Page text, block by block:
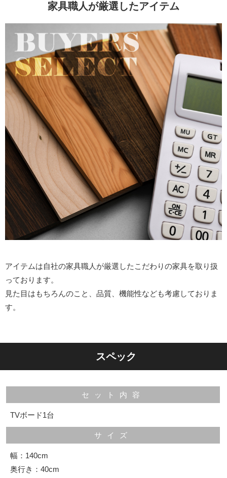
家具職人が厳選したアイテム
アイテムは自社の家具職人が厳選したこだわりの家具を取り扱
っております。
見た目はもちろんのこと、品質、機能性なども考慮しておりま
す。
スペック
セット内容
TVボード1台
サイズ
幅：140cm
奥行き：40cm